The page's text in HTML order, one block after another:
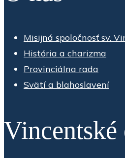
Misijná spoločnosť sv.
História a charizma
Provinciálna rada
Svätí a blahoslavení
Vincentské